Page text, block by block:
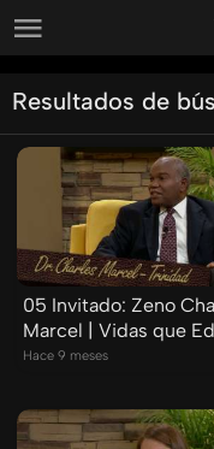
Resultados de
Ordenar por:
05 Invitado: Zeno
Marcel | Vidas que
Hace 9 meses